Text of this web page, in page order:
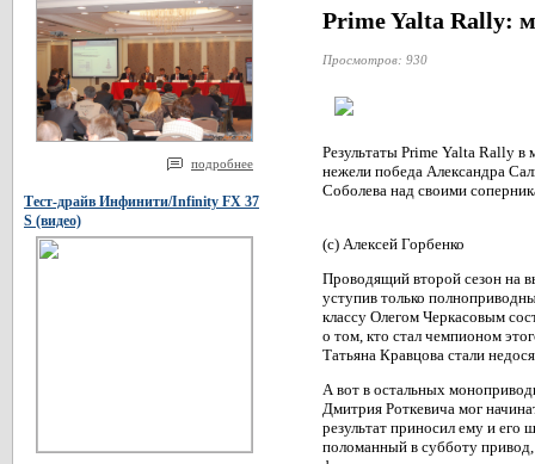
подробнее
Тест-драйв Инфинити/Infinity FX 37
S (видео)
Prime Yalta Rally:
Просмотров: 930
Результаты Prime Yalta Rally
нежели победа Александра
Соболева над своими
(с) Алексей Горбенко
Проводящий второй сезон на
уступив только
классу Олегом Черкасовым
о том, кто стал чемпионом
Татьяна Кравцова стали
А вот в остальных
Дмитрия Роткевича мог
результат приносил ему и
поломанный в субботу